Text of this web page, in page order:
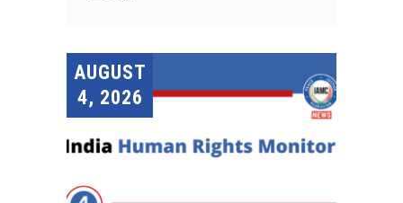
AUGUST
4, 2026